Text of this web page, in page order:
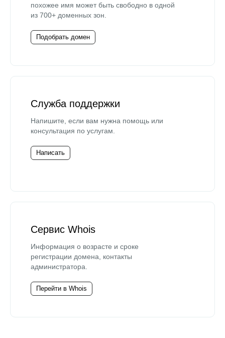
похожее имя может быть свободно в одной
из 700+ доменных зон.
Подобрать домен
Служба поддержки
Напишите, если вам нужна помощь или
консультация по услугам.
Написать
Сервис Whois
Информация о возрасте и сроке
регистрации домена, контакты
администратора.
Перейти в Whois